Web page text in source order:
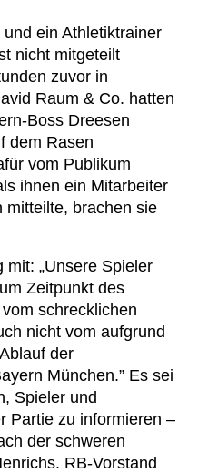
ein Athletiktrainer
nicht mitgeteilt
zuvor in
Raum & Co. hatten
Boss Dreesen
dem Rasen
vom Publikum
ihnen ein Mitarbeiter
mitteilte, brachen sie
mit: „Unsere Spieler
Zeitpunkt des
schrecklichen
nicht vom aufgrund
der
München.” Es sei
Spieler und
Partie zu informieren –
der schweren
RB-Vorstand